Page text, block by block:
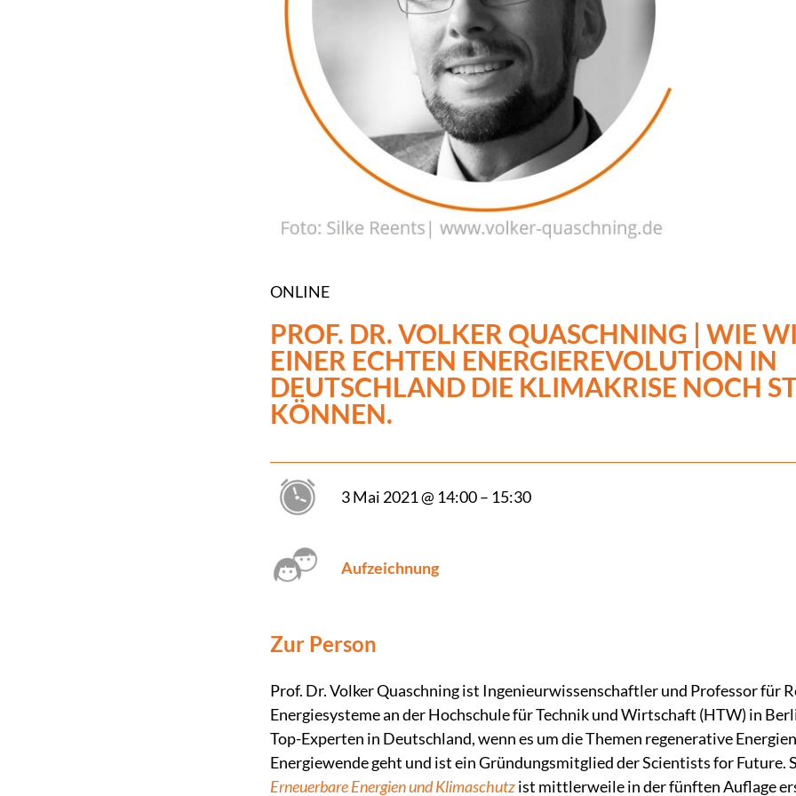
ONLINE
PROF. DR. VOLKER QUASCHNING | WIE
EINER ECHTEN ENERGIEREVOLUTION IN
DEUTSCHLAND DIE KLIMAKRISE NOCH
KÖNNEN.
3 Mai 2021 @ 14:00 – 15:30
Aufzeichnung
Zur Person
Prof. Dr. Volker Quaschning ist Ingenieurwissenschaftler und Professor für
Energiesysteme an der Hochschule für Technik und Wirtschaft (HTW) in
Top-Experten in Deutschland, wenn es um die Themen regenerative
Energiewende geht und ist ein Gründungsmitglied der Scientists for Future.
Erneuerbare Energien und Klimaschutzist mittlerweile in der fünften Auflage